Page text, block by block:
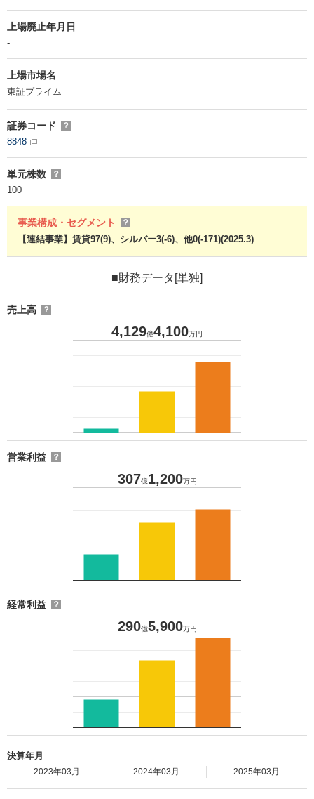
上場廃止年月日
-
上場市場名
東証プライム
証券コード ？
8848
単元株数 ？
100
事業構成・セグメント ？
【連結事業】賃貸97(9)、シルバー3(-6)、他0(-171)(2025.3)
■財務データ[単独]
売上高 ？
4,129億4,100万円
営業利益 ？
307億1,200万円
経常利益 ？
290億5,900万円
決算年月
2023年03月 2024年03月 2025年03月